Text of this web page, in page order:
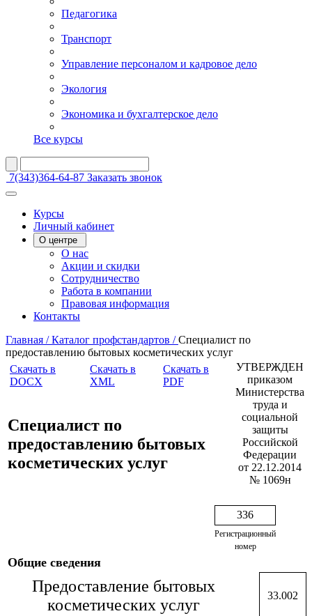
Педагогика
Транспорт
Управление персоналом и кадровое дело
Экология
Экономика и бухгалтерское дело
Все курсы
7(343)364-64-87 Заказать звонок
Курсы
Личный кабинет
О центре
О нас
Акции и скидки
Сотрудничество
Работа в компании
Правовая информация
Контакты
Главная /Каталог профстандартов /Специалист по
предоставлению бытовых косметических услуг
Скачать в
DOCX
Скачать в
XML
Скачать в
PDF
УТВЕРЖДЕН
приказом
Министерства
труда и
социальной
защиты
Российской
Федерации
от 22.12.2014
№ 1069н
Специалист по
предоставлению бытовых
косметических услуг
336
Регистрационный
номер
Общие сведения
Предоставление бытовых
косметических услуг
33.002